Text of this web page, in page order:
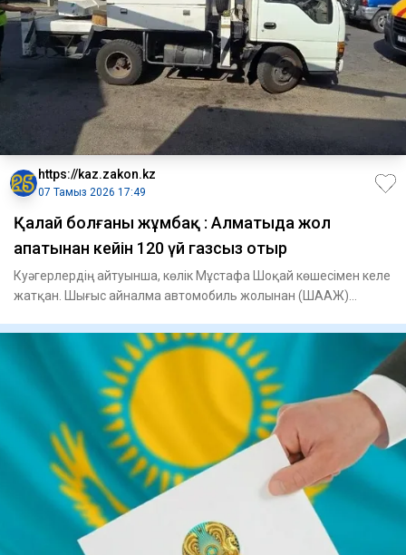
https://kaz.zakon.kz
07 Тамыз 2026 17:49
Қалай болғаны жұмбақ : Алматыда жол
апатынан кейін 120 үй газсыз отыр
Куәгерлердің айтуынша, көлік Мұстафа Шоқай көшесімен келе
жатқан. Шығыс айналма автомобиль жолынан (ШААЖ)